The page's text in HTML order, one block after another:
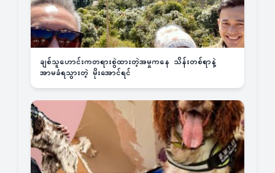
ချစ်သူဟောင်းကတရားစွဲထားတဲ့အမှုကနေ သိန်းတစ်ရာနဲ့
အာမခံရသွားတဲ့ မိုးအောင်ရင်